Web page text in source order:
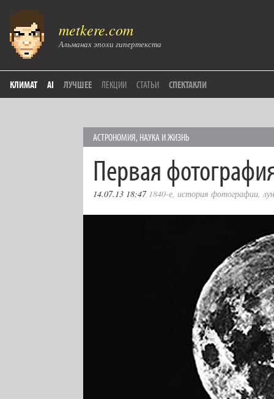
metkere.com
Альманах эпохи гипертекста
КЛИМАТ AI ЛУЧШЕЕ ЛЕКЦИИ СТАТЬИ СПЕКТАКЛИ
АСТРОНОМИЯ, НАУКА И ЖИЗНЬ
Первая
14.07.13 18:47 1840-е, история фотографии,